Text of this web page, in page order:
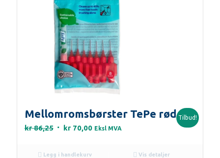
Mellomromsbørster TePe rød
kr86,25 Opprinnelig
kr70,00Nåværende
Eksl MVA
Tilbud!
Legg i handlekurv Vis detaljer